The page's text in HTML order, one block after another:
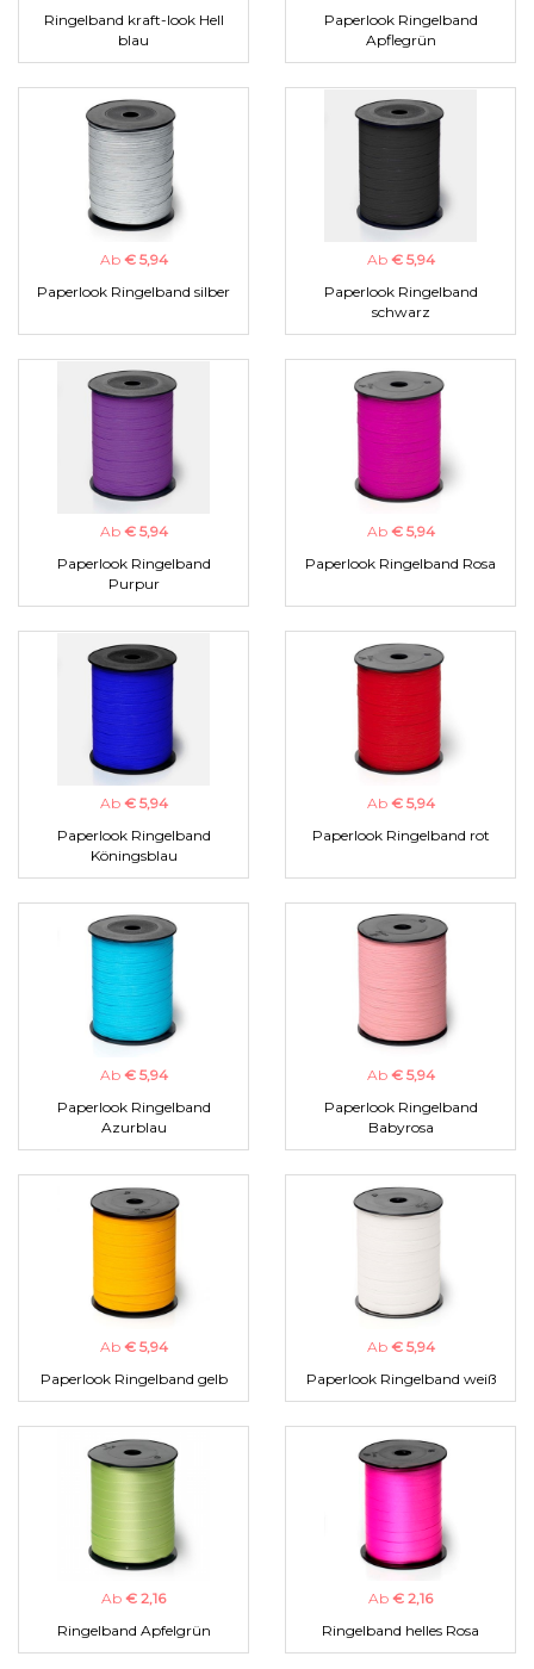
Ringelband kraft-look Hell
blau
Paperlook Ringelband
Apflegrün
Ab € 5,94
Paperlook Ringelband silber
Ab € 5,94
Paperlook Ringelband
schwarz
Ab € 5,94
Paperlook Ringelband
Purpur
Ab € 5,94
Paperlook Ringelband Rosa
Ab € 5,94
Paperlook Ringelband
Köningsblau
Ab € 5,94
Paperlook Ringelband rot
Ab € 5,94
Paperlook Ringelband
Azurblau
Ab € 5,94
Paperlook Ringelband
Babyrosa
Ab € 5,94
Paperlook Ringelband gelb
Ab € 5,94
Paperlook Ringelband weiß
Ab € 2,16
Ringelband Apfelgrün
Ab € 2,16
Ringelband helles Rosa